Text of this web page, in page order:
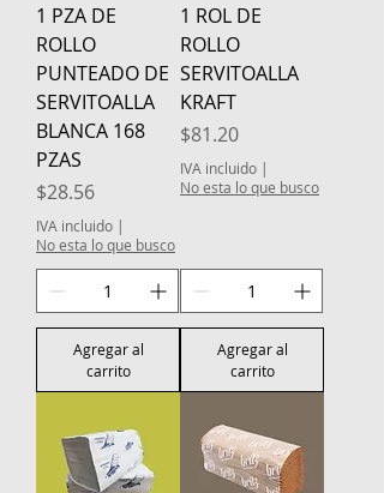
1 PZA DE
ROLLO
PUNTEADO DE
SERVITOALLA
BLANCA 168
PZAS
Precio
$28.56
IVA incluido |
No esta lo que busco
Agregar al
carrito
1 ROL DE
ROLLO
SERVITOALLA
KRAFT
Precio
$81.20
IVA incluido |
No esta lo que busco
Agregar al
carrito